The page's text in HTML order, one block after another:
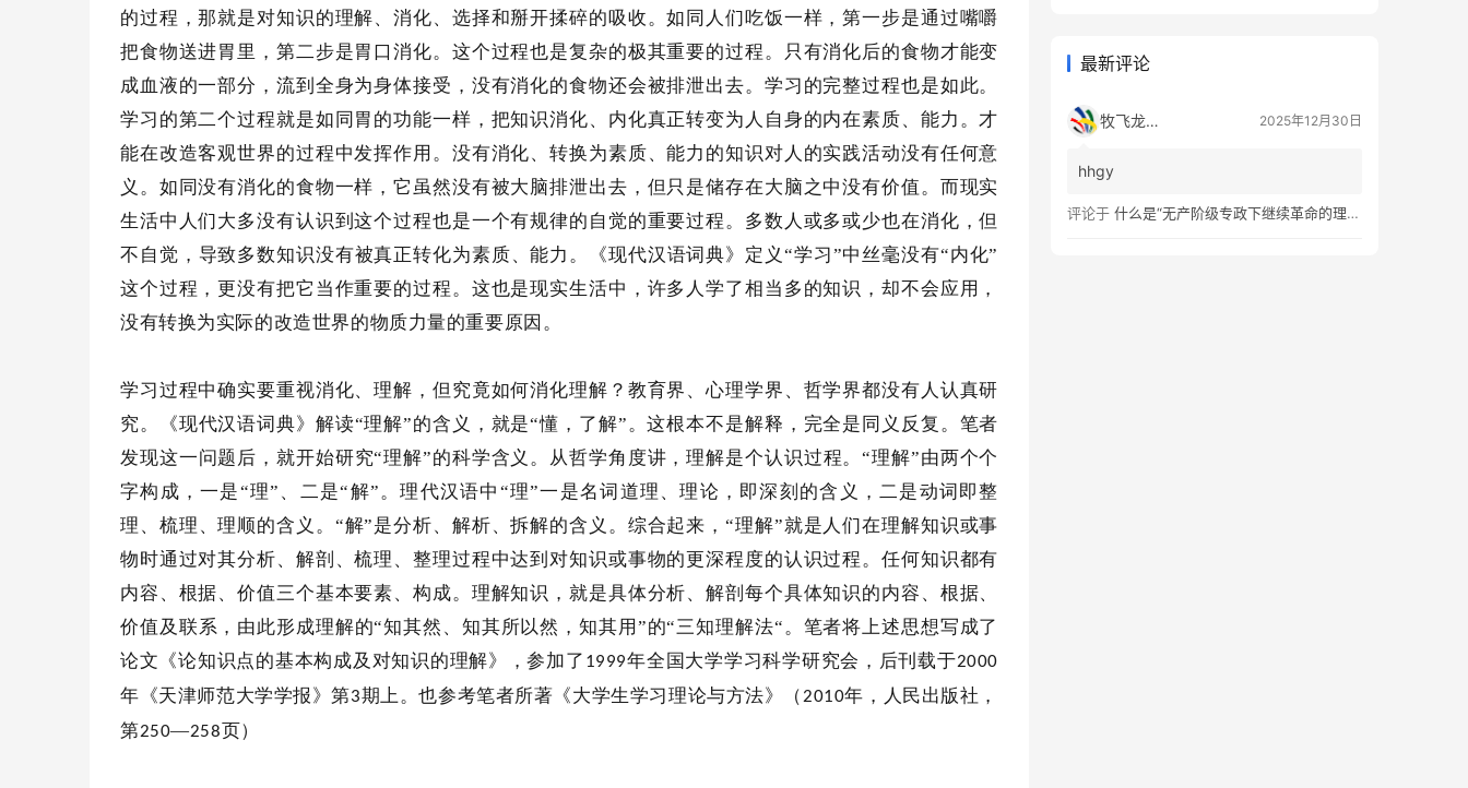
的过程，那就是对知识的理解、消化、选择和掰开揉碎的吸收。如同人们吃饭一样，第一步是通过嘴嚼
把食物送进胃里，第二步是胃口消化。这个过程也是复杂的极其重要的过程。只有消化后的食物才能变
成血液的一部分，流到全身为身体接受，没有消化的食物还会被排泄出去。学习的完整过程也是如此。
学习的第二个过程就是如同胃的功能一样，把知识消化、内化真正转变为人自身的内在素质、能力。才
能在改造客观世界的过程中发挥作用。没有消化、转换为素质、能力的知识对人的实践活动没有任何意
义。如同没有消化的食物一样，它虽然没有被大脑排泄出去，但只是储存在大脑之中没有价值。而现实
生活中人们大多没有认识到这个过程也是一个有规律的自觉的重要过程。多数人或多或少也在消化，但
不自觉，导致多数知识没有被真正转化为素质、能力。《现代汉语词典》定义“学习”中丝毫没有“内化”
这个过程，更没有把它当作重要的过程。这也是现实生活中，许多人学了相当多的知识，却不会应用，
没有转换为实际的改造世界的物质力量的重要原因。
学习过程中确实要重视消化、理解，但究竟如何消化理解？教育界、心理学界、哲学界都没有人认真研
究。《现代汉语词典》解读“理解”的含义，就是“懂，了解”。这根本不是解释，完全是同义反复。笔者
发现这一问题后，就开始研究“理解”的科学含义。从哲学角度讲，理解是个认识过程。“理解”由两个个
字构成，一是“理”、二是“解”。理代汉语中“理”一是名词道理、理论，即深刻的含义，二是动词即整
理、梳理、理顺的含义。“解”是分析、解析、拆解的含义。综合起来，“理解”就是人们在理解知识或事
物时通过对其分析、解剖、梳理、整理过程中达到对知识或事物的更深程度的认识过程。任何知识都有
内容、根据、价值三个基本要素、构成。理解知识，就是具体分析、解剖每个具体知识的内容、根据、
价值及联系，由此形成理解的“知其然、知其所以然，知其用”的“三知理解法“。笔者将上述思想写成了
论文《论知识点的基本构成及对知识的理解》，参加了 1999年全国大学学习科学研究会，后刊载于2000
年《天津师范大学学报》第3期上。也参考笔者所著《大学生学习理论与方法》（2010年，人民出版社，
第250—258页）
最新评论
牧飞龙ae 2025年12月30日
hhgy
评论于 什么是“无产阶级专政下继续革命的理论”？